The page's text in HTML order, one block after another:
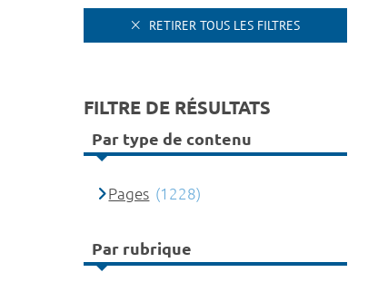
RETIRER TOUS LES FILTRES
FILTRE DE RÉSULTATS
Par type de contenu
Pages (1228)
Par rubrique